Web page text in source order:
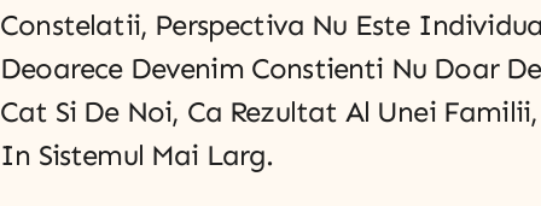
Constelatii, Perspectiva Nu Este
Deoarece Devenim Constienti Nu Doar
Cat Si De Noi, Ca Rezultat Al Unei
In Sistemul Mai Larg.